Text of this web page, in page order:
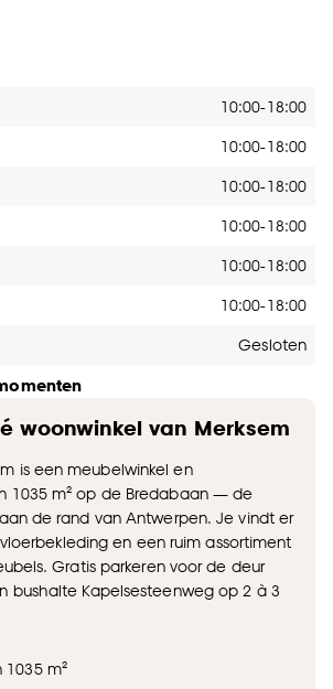
10:00-18:00
10:00-18:00
10:00-18:00
10:00-18:00
10:00-18:00
10:00-18:00
Gesloten
woonwinkel van Merksem
is een meubelwinkel en
1035 m² op de Bredabaan — de
de rand van Antwerpen. Je vindt er
en een ruim assortiment
Gratis parkeren voor de deur
bushalte Kapelsesteenweg op 2 à 3
1035 m²